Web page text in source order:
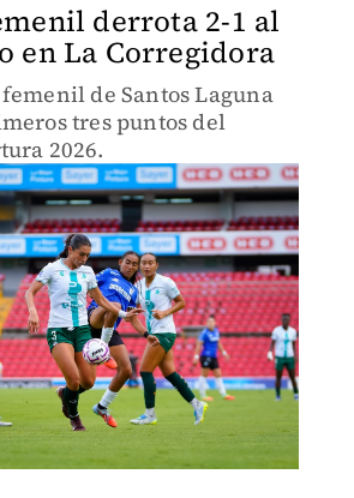
derrota 2-1 al
en La Corregidora
de Santos Laguna
tres puntos del
2026.